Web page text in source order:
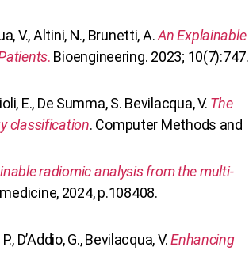
V., Altini, N., Brunetti, A.An Explainable
. Bioengineering. 2023; 10(7):747.
E., De Summa, S. Bevilacqua, V. The
classification. Computer Methods and
radiomic analysis from the multi-
2024, p.108408.
D’Addio, G., Bevilacqua, V.Enhancing